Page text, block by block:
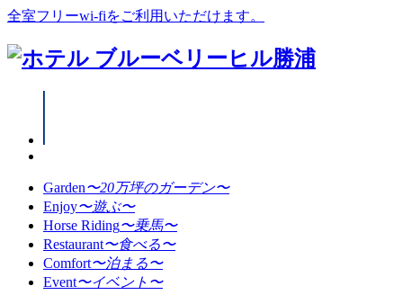
全室フリーwi-fiをご利用いただけます。
Garden〜20万坪のガーデン〜
Enjoy〜遊ぶ〜
Horse Riding〜乗馬〜
Restaurant〜食べる〜
Comfort〜泊まる〜
Event〜イベント〜